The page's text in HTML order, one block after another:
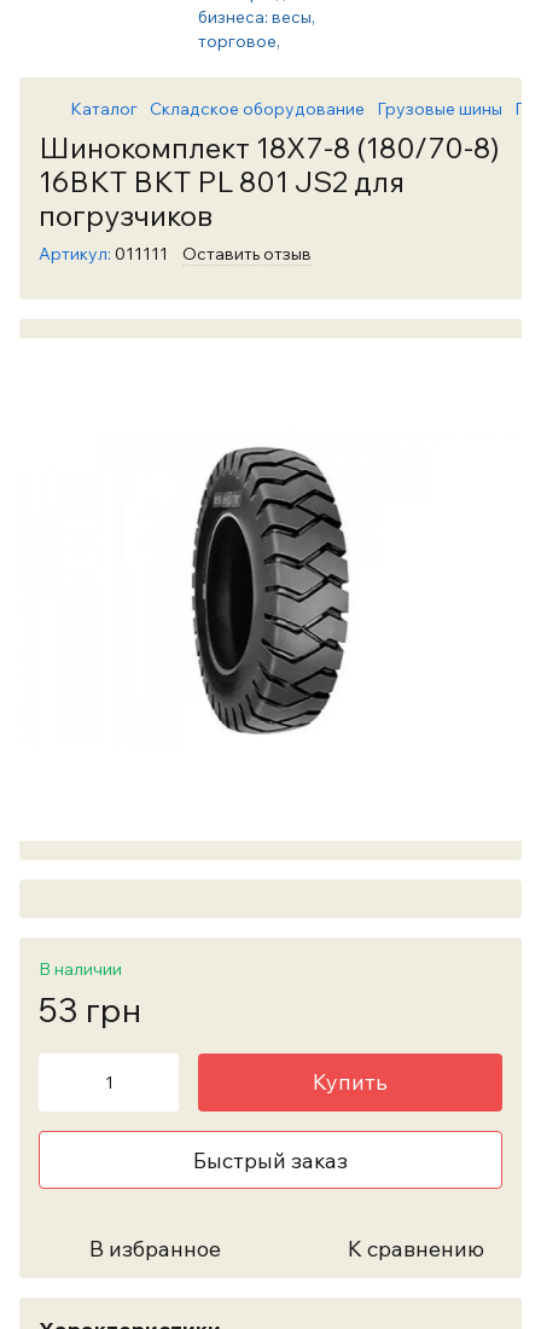
Каталог Складское оборудование Грузовые шины
Шинокомплект 18X7-8 (180/70-8)
16BKT BKT PL 801 JS2 для
погрузчиков
Артикул: 011111 Оставить отзыв
В наличии
53 грн
Купить
Быстрый заказ
В избранное К сравнению